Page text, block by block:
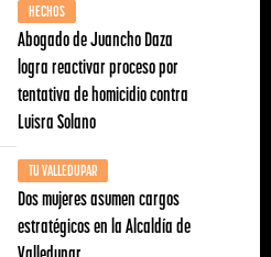
HECHOS
Abogado de Juancho Daza
logra reactivar proceso por
tentativa de homicidio contra
Luisra Solano
TU VALLEDUPAR
Dos mujeres asumen cargos
estratégicos en la Alcaldía de